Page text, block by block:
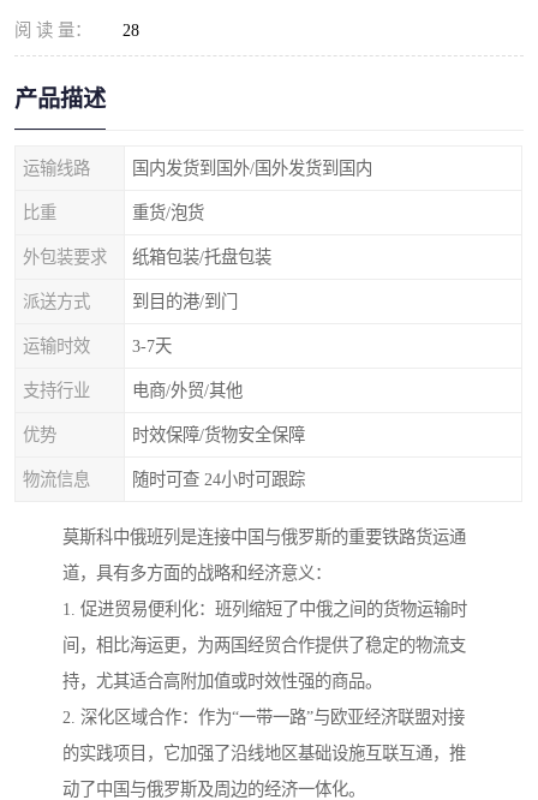
阅 读 量： 28
产品描述
运输线路 国内发货到国外/国外发货到国内
比重 重货/泡货
外包装要求 纸箱包装/托盘包装
派送方式 到目的港/到门
运输时效 3-7天
支持行业 电商/外贸/其他
优势 时效保障/货物安全保障
物流信息 随时可查 24小时可跟踪
莫斯科中俄班列是连接中国与俄罗斯的重要铁路货运通
道，具有多方面的战略和经济意义：
1. 促进贸易便利化：班列缩短了中俄之间的货物运输时
间，相比海运更，为两国经贸合作提供了稳定的物流支
持，尤其适合高附加值或时效性强的商品。
2. 深化区域合作：作为“一带一路”与欧亚经济联盟对接
的实践项目，它加强了沿线地区基础设施互联互通，推
动了中国与俄罗斯及周边的经济一体化。